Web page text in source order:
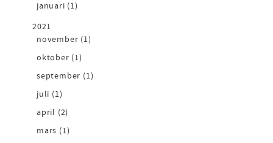
januari (1)
2021
november (1)
oktober (1)
september (1)
juli (1)
april (2)
mars (1)